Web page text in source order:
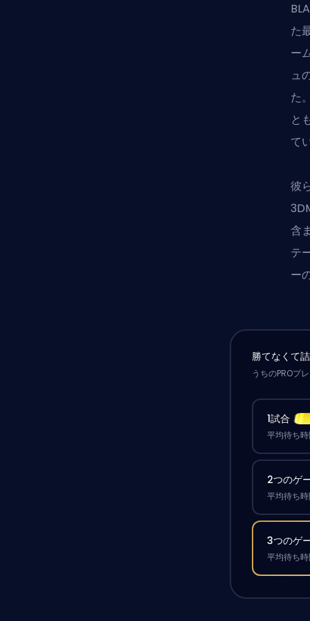
た
ー
ュ
た
と
て
彼
含
テ
ー
勝てなくて
うちのPROプ
1試合
平均待ち
2つのゲ
平均待ち
3つのゲ
平均待ち